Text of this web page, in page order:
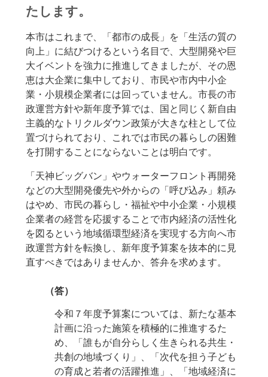
たします。
本市はこれまで、「都市の成長」を「生活の質の
向上」に結びつけるという名目で、大型開発や巨
大イベントを強力に推進してきましたが、その恩
恵は大企業に集中しており、市民や市内中小企
業・小規模企業者には回っていません。市長の市
政運営方針や新年度予算では、国と同じく新自由
主義的なトリクルダウン政策が大きな柱として位
置づけられており、これでは市民の暮らしの困難
を打開することにならないことは明白です。
「天神ビッグバン」やウォーターフロント再開発
などの大型開発優先や外からの「呼び込み」頼み
はやめ、市民の暮らし・福祉や中小企業・小規模
企業者の経営を応援することで市内経済の活性化
を図るという地域循環型経済を実現する方向へ市
政運営方針を転換し、新年度予算案を抜本的に見
直すべきではありませんか、答弁を求めます。
（答）
令和７年度予算案については、新たな基本
計画に沿った施策を積極的に推進するた
め、「誰もが自分らしく生きられる共生・
共創の地域づくり」、「次代を担う子ども
の育成と若者の活躍推進」、「地域経済に